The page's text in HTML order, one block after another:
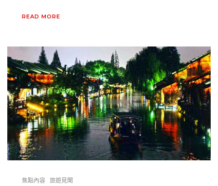
READ MORE
焦點內容 旅遊見聞